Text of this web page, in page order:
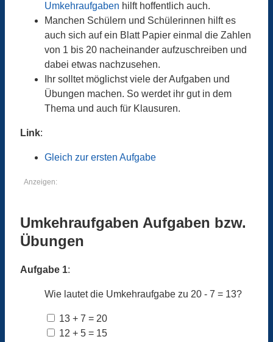
Umkehraufgaben hilft hoffentlich auch.
Manchen Schülern und Schülerinnen hilft es
auch sich auf ein Blatt Papier einmal die Zahlen
von 1 bis 20 nacheinander aufzuschreiben und
dabei etwas nachzusehen.
Ihr solltet möglichst viele der Aufgaben und
Übungen machen. So werdet ihr gut in dem
Thema und auch für Klausuren.
Link:
Gleich zur ersten Aufgabe
Anzeigen:
Umkehraufgaben Aufgaben bzw.
Übungen
Aufgabe 1:
Wie lautet die Umkehraufgabe zu 20 - 7 = 13?
13 + 7 = 20
12 + 5 = 15